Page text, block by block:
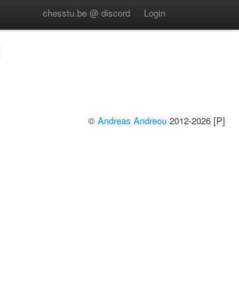
chesstu.be @ discord Login
© Andreas Andreou 2012-2026 [P]